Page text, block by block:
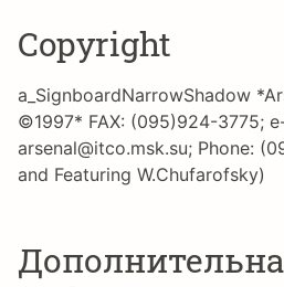
Copyright
a_SignboardNarrowShadow
©1997* FAX: (095)924-3775;
arsenal@itco.msk.su; Phone:
and Featuring W.Chufarofsky)